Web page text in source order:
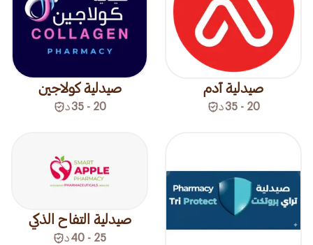
صيدلية آدم
20 - 35 د
صيدلية كولاجين
20 - 35 د
صيدلية التفاح الذكي
25 - 40 د